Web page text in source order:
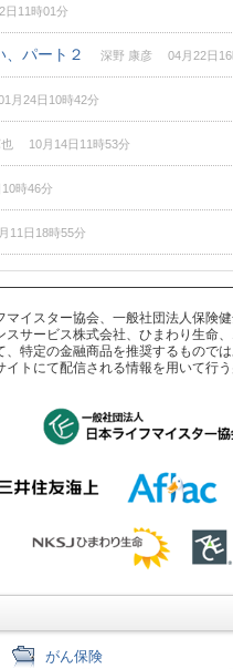
11時01分
、パート２ 深野 康彦 04月22日16
24日10時42分
10月14日11時53分
時46分
日18時55分
マイスター協会、一般社団法人保
サービス株式会社、ひまわり生命
特定の金融商品を推奨するもので
トにて配信される情報を用いて行
がん保険